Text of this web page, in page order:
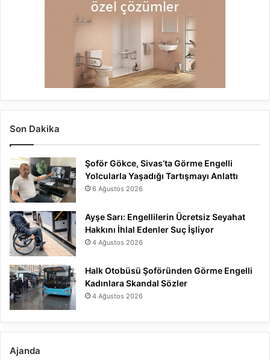
Son Dakika
Şoför Gökce, Sivas’ta Görme Engelli
Yolcularla Yaşadığı Tartışmayı Anlattı
6 Ağustos 2026
Ayşe Sarı: Engellilerin Ücretsiz Seyahat
Hakkını İhlal Edenler Suç İşliyor
4 Ağustos 2026
Halk Otobüsü Şoföründen Görme Engelli
Kadınlara Skandal Sözler
4 Ağustos 2026
Ajanda